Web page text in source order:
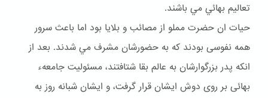
تعاليم بهائي مي باشند.
حيات ان حضرت مملو از مصائب و بلايا بود اما باعث سرور
همه نفوسى بودند كه به حضورشان مشرف مي شدند. بعد از
انكه پدر بزرگوارشان به عالم بقا شتافتند، مسئوليت جامعهء
بهائى بر روى دوش ايشان قرار گرفت، و ايشان شبانه روز به